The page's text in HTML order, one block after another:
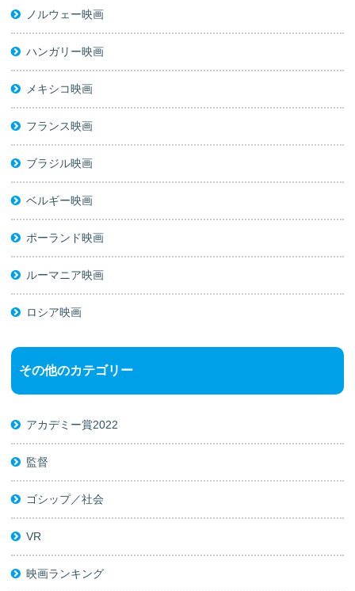
ノルウェー映画
ハンガリー映画
メキシコ映画
フランス映画
ブラジル映画
ベルギー映画
ポーランド映画
ルーマニア映画
ロシア映画
その他のカテゴリー
アカデミー賞2022
監督
ゴシップ／社会
VR
映画ランキング